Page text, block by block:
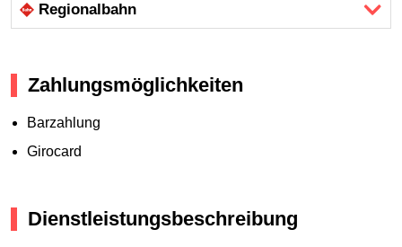
Regional­bahn
Zahlungsmöglichkeiten
Barzahlung
Girocard
Dienstleistungsbeschreibung